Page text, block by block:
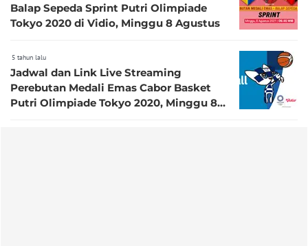
Balap Sepeda Sprint Putri Olimpiade
Tokyo 2020 di Vidio, Minggu 8 Agustus
5 tahun lalu
Jadwal dan Link Live Streaming
Perebutan Medali Emas Cabor Basket
Putri Olimpiade Tokyo 2020, Minggu 8